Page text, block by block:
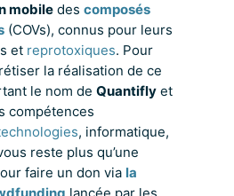
mobile des composés
(COVs), connus pour leurs
et reprotoxiques. Pour
la réalisation de ce
le nom de Quantifly et
compétences
, informatique,
reste plus qu’une
faire un don via la